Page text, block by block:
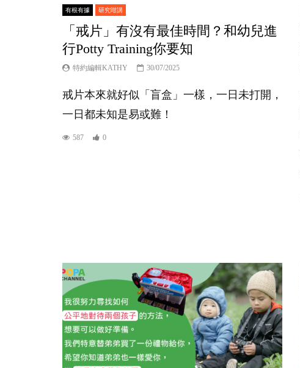
有根有據 研究咁講
「戒片」有沒有最佳時間？和幼兒進
行Potty Training你要知
特約編輯KATHY 30/07/2025
戒片本來就好似「盲盒」一樣，一日未打開，
一日都未知是易或難！
587 0